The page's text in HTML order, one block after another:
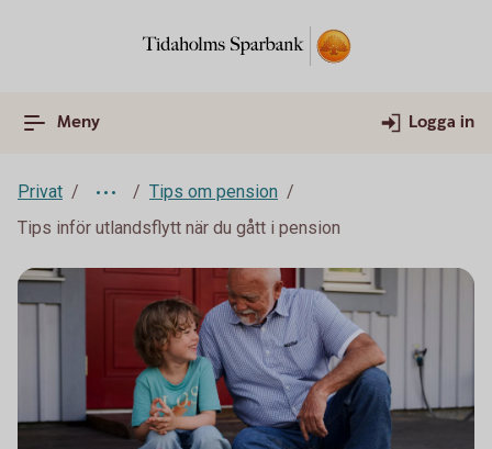
Meny Logga in
Privat
Tips om pension
Tips inför utlandsflytt när du gått i pension